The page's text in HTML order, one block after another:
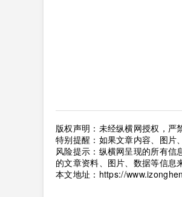
版权声明：未经纵横网授权，严
特别提醒：如果文章内容、图片
风险提示：纵横网呈现的所有信
的文章资料、图片、数据等信息
本文地址： https://